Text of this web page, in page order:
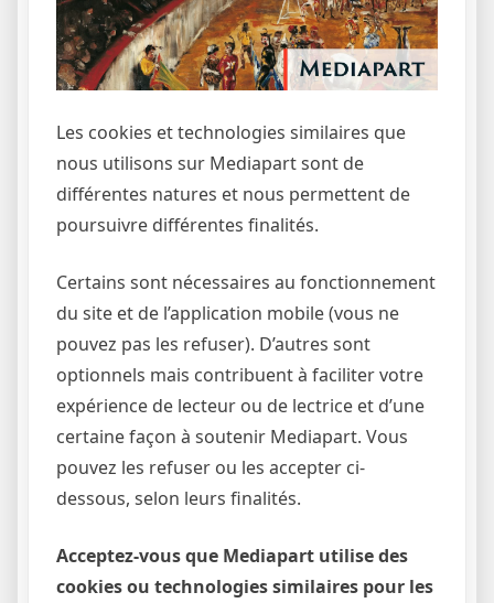
Les cookies et technologies similaires que
nous utilisons sur Mediapart sont de
différentes natures et nous permettent de
poursuivre différentes finalités.
Certains sont nécessaires au fonctionnement
du site et de l’application mobile (vous ne
pouvez pas les refuser). D’autres sont
optionnels mais contribuent à faciliter votre
expérience de lecteur ou de lectrice et d’une
certaine façon à soutenir Mediapart. Vous
pouvez les refuser ou les accepter ci-
dessous, selon leurs finalités.
Acceptez-vous que Mediapart utilise des
cookies ou technologies similaires pour les